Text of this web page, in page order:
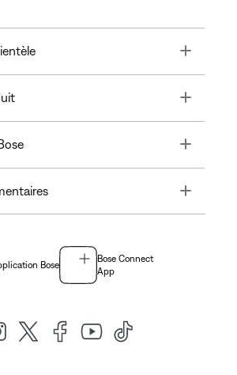
Toggle
Toggle
Toggle
Toggle
Bose
Bose Connect
App